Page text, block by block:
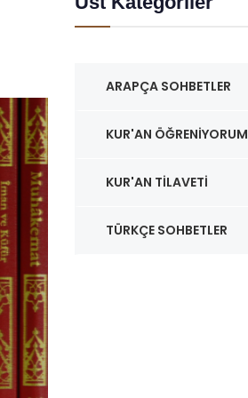
ARAPÇA SOHBETLER
KUR'AN ÖĞRENIYORUM
KUR'AN TILAVETI
TÜRKÇE SOHBETLER